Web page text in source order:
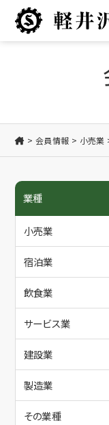
金融
労務
創業支援
共済
商工会からのお知らせ
会員からのお知らせ
商工会について
概要・アクセス/ご利用
入会について
青年部・女性部
委員会・各支部の活動
関係団体
会員情報
各種書類ダウンロード
入会について
会員情報 小売業
業種
小売業
宿泊業
飲食業
サービス業
建設業
製造業
その業種